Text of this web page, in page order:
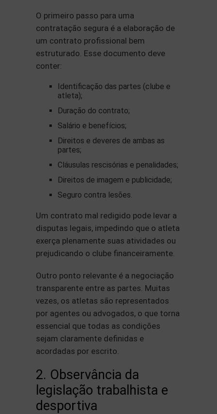
O primeiro passo para uma
contratação segura é a elaboração de
um contrato profissional bem
estruturado. Esse documento deve
conter:
Identificação das partes (clube e
atleta);
Duração do contrato;
Salário e benefícios;
Direitos e deveres de ambas as
partes;
Cláusulas rescisórias e penalidades;
Direitos de imagem e publicidade;
Seguro contra lesões.
Um contrato mal redigido pode levar a
disputas legais, impedindo que o atleta
exerça plenamente suas atividades ou
prejudicando o clube financeiramente.
Outro ponto relevante é a negociação
transparente entre as partes. Muitas
vezes, os atletas são representados
por agentes ou advogados, o que torna
essencial que todas as condições
sejam claramente definidas e
acordadas por escrito.
2. Observância da
legislação trabalhista e
desportiva